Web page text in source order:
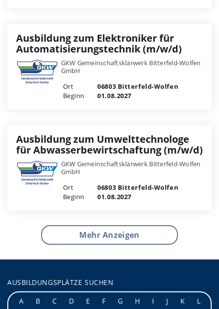
Ausbildung zum Elektroniker für
Automatisierungstechnik (m/w/d)
GKW Gemeinschaftsklärwerk Bitterfeld-Wolfen
GmbH
Ort
06803 Bitterfeld-Wolfen
Beginn
01.08.2027
Ausbildung zum Umwelttechnologe
für Abwasserbewirtschaftung (m/w/d)
GKW Gemeinschaftsklärwerk Bitterfeld-Wolfen
GmbH
Ort
06803 Bitterfeld-Wolfen
Beginn
01.08.2027
Mehr Anzeigen
AUSBILDUNGSPLÄTZE SUCHEN
A
B C D E F G H I J K
L